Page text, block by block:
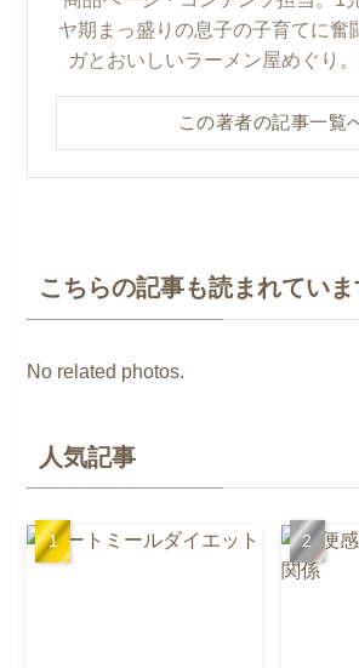
ヤ期まっ盛りの息子の子育てに奮
ガとおいしいラーメン屋めぐり。
この著者の記事一覧
こちらの記事も読まれてい
No related photos.
人気記事